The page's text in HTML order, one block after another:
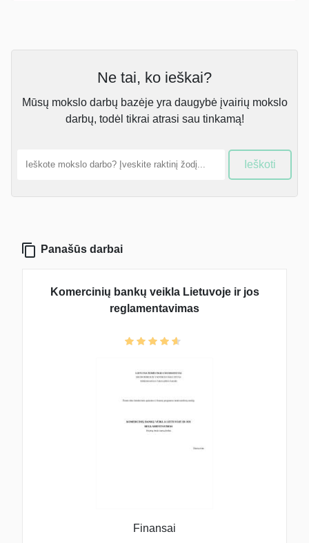
Ne tai, ko ieškai?
Mūsų mokslo darbų bazėje yra daugybė įvairių mokslo
darbų, todėl tikrai atrasi sau tinkamą!
Ieškoti
Panašūs darbai
Komercinių bankų veikla Lietuvoje ir jos
reglamentavimas
Finansai